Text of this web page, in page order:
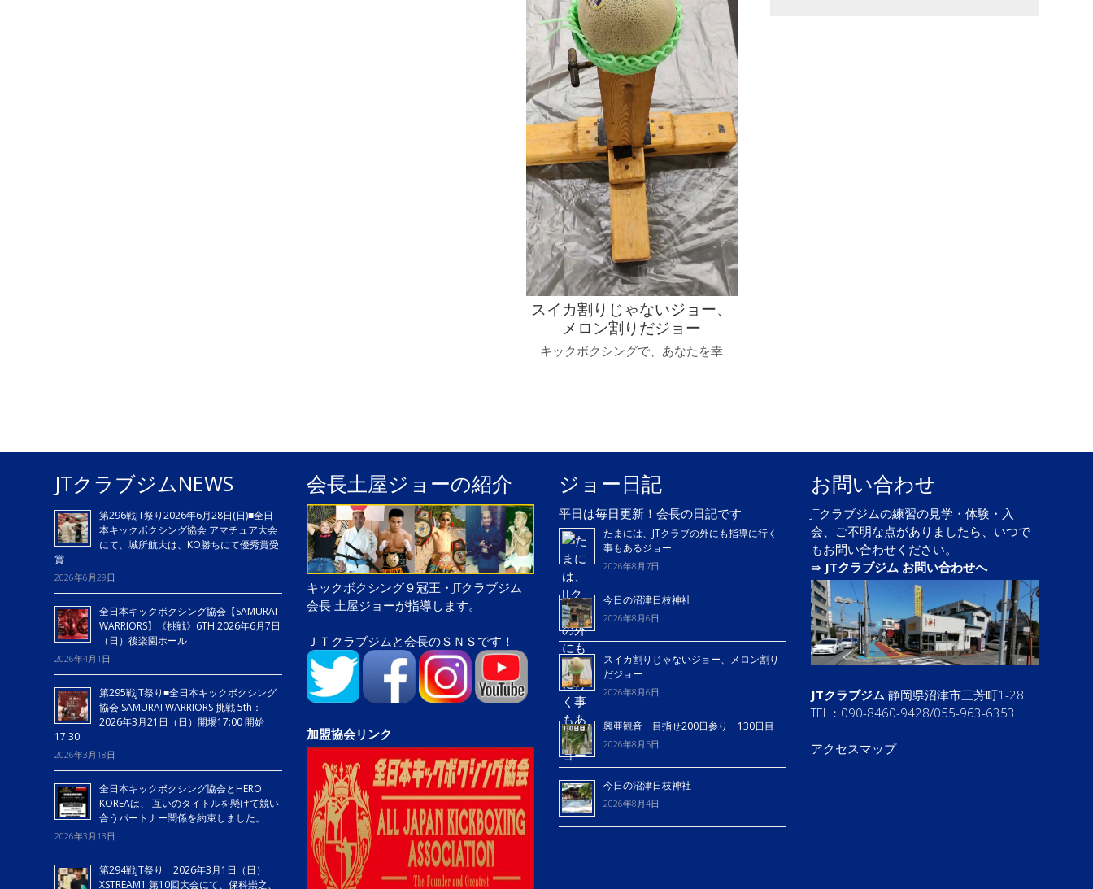
スイカ割りじゃないジョー、
メロン割りだジョー
キックボクシングで、あなたを幸
JTクラブジムNEWS
第296戦JT祭り2026年6月28日(日)■全日
本キックボクシング協会 アマチュア大会
にて、城所航大は、KO勝ちにて優秀賞受
賞
2026年6月29日
全日本キックボクシング協会【SAMURAI
WARRIORS】《挑戦》6TH 2026年6月7日
（日）後楽園ホール
2026年4月1日
第295戦JT祭り■全日本キックボクシング
協会 SAMURAI WARRIORS 挑戦 5th：
2026年3月21日（日）開場17:00 開始
17:30
2026年3月18日
全日本キックボクシング協会とHERO
KOREAは、 互いのタイトルを懸けて競い
合うパートナー関係を約束しました。
2026年3月13日
第294戦JT祭り 2026年3月1日（日）
XSTREAM1 第10回大会にて、保科崇之、
会長土屋ジョーの紹介
キックボクシング９冠王・JTクラブジム
会長 土屋ジョーが指導します。
ＪＴクラブジムと会長のＳＮＳです！
加盟協会リンク
ジョー日記
平日は毎日更新！会長の日記です
たまには、JTクラブの外にも指導に行く
事もあるジョー
2026年8月7日
今日の沼津日枝神社
2026年8月6日
スイカ割りじゃないジョー、メロン割り
だジョー
2026年8月6日
興亜観音 目指せ200日参り 130日目
2026年8月5日
今日の沼津日枝神社
2026年8月4日
お問い合わせ
JTクラブジムの練習の見学・体験・入
会、ご不明な点がありましたら、いつで
もお問い合わせください。
⇛ JTクラブジム お問い合わせへ
JTクラブジム静岡県沼津市三芳町1-28
TEL：090-8460-9428/055-963-6353
アクセスマップ